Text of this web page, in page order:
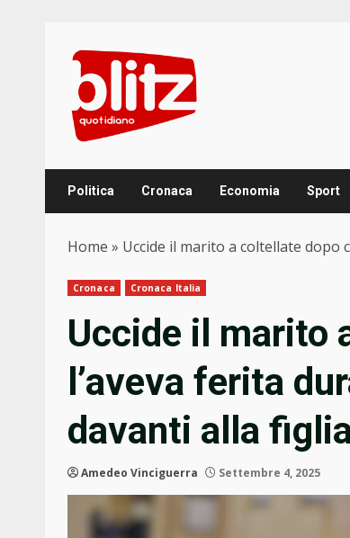
content
Politica Cronaca Economia Sport
Home » Uccide il marito a coltellate dopo
Cronaca Cronaca Italia
Uccide il marito
l’aveva ferita
davanti alla
Amedeo Vinciguerra Settembre 4, 2025